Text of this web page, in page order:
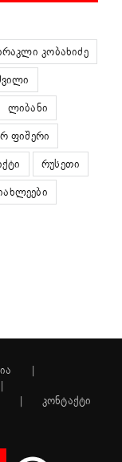
კობახიძე
ლიბანი
ფიშერი
რუსეთი
კონტაქტი